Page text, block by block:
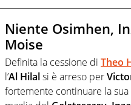
Niente Osimhen,
Moise
Definita la cessione di Theo
l’Al Hilalsi è arreso per
fortemente continuare la